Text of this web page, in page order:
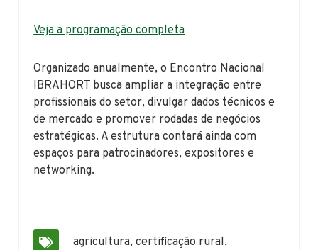
Veja a programação completa
Organizado anualmente, o Encontro Nacional
IBRAHORT busca ampliar a integração entre
profissionais do setor, divulgar dados técnicos e
de mercado e promover rodadas de negócios
estratégicas. A estrutura contará ainda com
espaços para patrocinadores, expositores e
networking.
agricultura,certificação rural,